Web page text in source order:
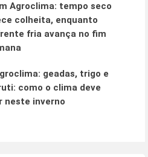
Agroclima: tempo seco
colheita, enquanto
fria avança no fim
geadas, trigo e
como o clima deve
neste inverno